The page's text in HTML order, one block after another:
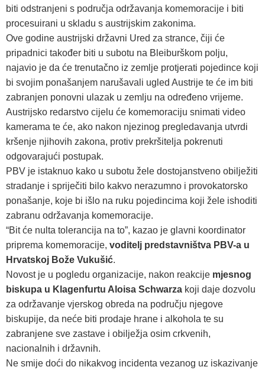
biti odstranjeni s područja održavanja komemoracije i biti
procesuirani u skladu s austrijskim zakonima.
Ove godine austrijski državni Ured za strance, čiji će
pripadnici također biti u subotu na Bleiburškom polju,
najavio je da će trenutačno iz zemlje protjerati pojedince koji
bi svojim ponašanjem narušavali ugled Austrije te će im biti
zabranjen ponovni ulazak u zemlju na određeno vrijeme.
Austrijsko redarstvo cijelu će komemoraciju snimati video
kamerama te će, ako nakon njezinog pregledavanja utvrdi
kršenje njihovih zakona, protiv prekršitelja pokrenuti
odgovarajući postupak.
PBV je istaknuo kako u subotu žele dostojanstveno obilježiti
stradanje i spriječiti bilo kakvo nerazumno i provokatorsko
ponašanje, koje bi išlo na ruku pojedincima koji žele ishoditi
zabranu održavanja komemoracije.
“Bit će nulta tolerancija na to”, kazao je glavni koordinator
priprema komemoracije, voditelj predstavništva PBV-a u
Hrvatskoj Bože Vukušić.
Novost je u pogledu organizacije, nakon reakcije mjesnog
biskupa u Klagenfurtu Aloisa Schwarza koji daje dozvolu
za održavanje vjerskog obreda na području njegove
biskupije, da neće biti prodaje hrane i alkohola te su
zabranjene sve zastave i obilježja osim crkvenih,
nacionalnih i državnih.
Ne smije doći do nikakvog incidenta vezanog uz iskazivanje